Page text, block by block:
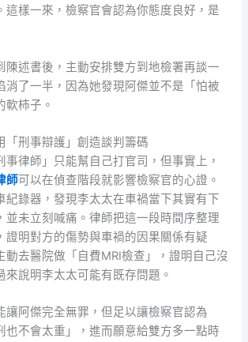
這樣一來，檢察官會認為你態度良好，是
陳述書後，主動安排雙方到地檢署再談一
消了一半，因為她發現阿傑並不是「怕被
軟柿子。
「刑事辯護」創造談判籌碼
事律師」只能幫自己打官司，但事實上，
師可以在偵查階段就影響檢察官的心證。
紀錄器，發現李太太在車禍當下其實有下
並未立刻喊痛。律師把這一段時間序整理
證明對方的傷勢與車禍的因果關係有疑
動去醫院做「自費MRI檢查」，證明自己沒
來說明李太太可能有既存問題。
讓阿傑完全無罪，但足以讓檢察官認為
也不會太重」，進而願意給雙方多一點時